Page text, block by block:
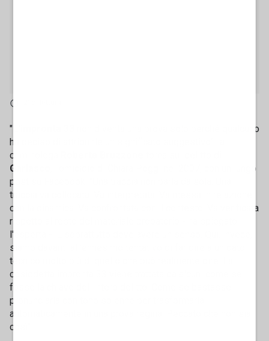
"L
non diventa una prova solo perché qualcuno
ha deciso di attribuirle un significato suggestivo": la
criminologa
Garlasco
, l'omicidio di Chiara Poggi nel 2007, con un lungo
post su Facebook. "Una traccia non parla da sola. Una
traccia va collocata. Va interpretata. Va messa in relazione
con la dinamica. Va confrontata con il contesto. Va verificata
rispetto al resto del materiale probatorio - ha spiegato
l'esperta -. E soprattutto deve avere un senso. Qui, invece,
siamo davanti all’ennesimo tentativo di far dire a un dato
tecnico molto più di quello che può realmente dire. La
cosiddetta impronta 33 viene trattata da alcuni come se
fosse la chiave dell’intero delitto. Come se bastasse
pronunciarla con tono solenne per trasformarla
automaticamente in una prova regina. Peccato che non sia
così".